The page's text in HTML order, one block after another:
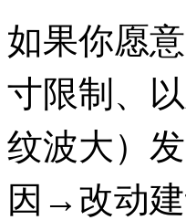
如果你愿
寸限制、
纹波大）
因→改动